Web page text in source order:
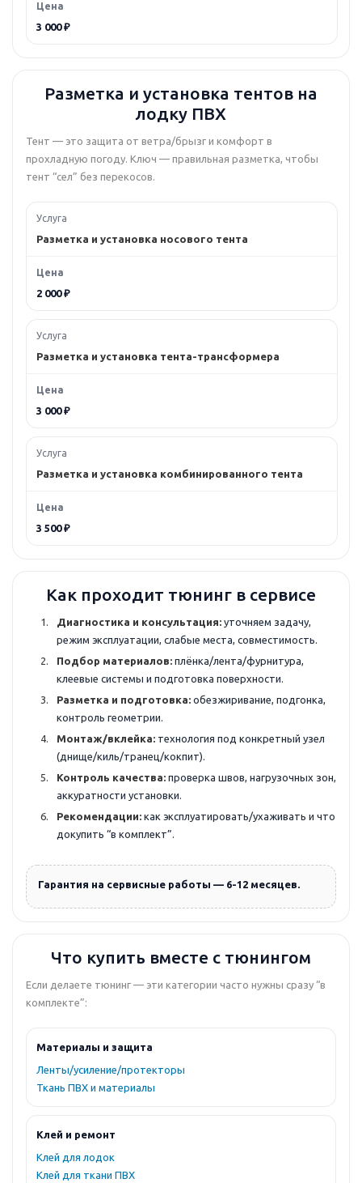
3 000 ₽
Разметка и установка тентов на
лодку ПВХ
Тент — это защита от ветра/брызг и комфорт в
прохладную погоду. Ключ — правильная разметка, чтобы
тент “сел” без перекосов.
Разметка и установка носового тента
2 000 ₽
Разметка и установка тента-трансформера
3 000 ₽
Разметка и установка комбинированного тента
3 500 ₽
Как проходит тюнинг в сервисе
Диагностика и консультация: уточняем задачу,
режим эксплуатации, слабые места, совместимость.
Подбор материалов: плёнка/лента/фурнитура,
клеевые системы и подготовка поверхности.
Разметка и подготовка: обезжиривание, подгонка,
контроль геометрии.
Монтаж/вклейка: технология под конкретный узел
(днище/киль/транец/кокпит).
Контроль качества: проверка швов, нагрузочных зон,
аккуратности установки.
Рекомендации: как эксплуатировать/ухаживать и что
докупить “в комплект”.
Гарантия на сервисные работы — 6-12 месяцев.
Что купить вместе с тюнингом
Если делаете тюнинг — эти категории часто нужны сразу “в
комплекте”:
Материалы и защита
Ленты/усиление/протекторы
Ткань ПВХ и материалы
Клей и ремонт
Клей для лодок
Клей для ткани ПВХ